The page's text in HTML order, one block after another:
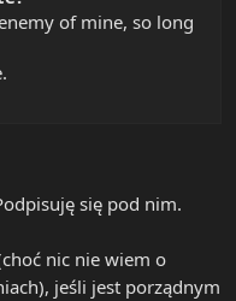
of mine, so long
się pod nim.
nic nie wiem o
jeśli jest porządnym